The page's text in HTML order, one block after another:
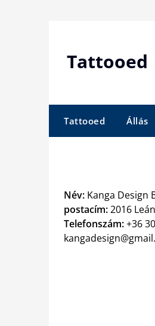
Tattooed
Tattooed Állás
Név: Kanga Design
postacím:2016
Telefonszám:+36